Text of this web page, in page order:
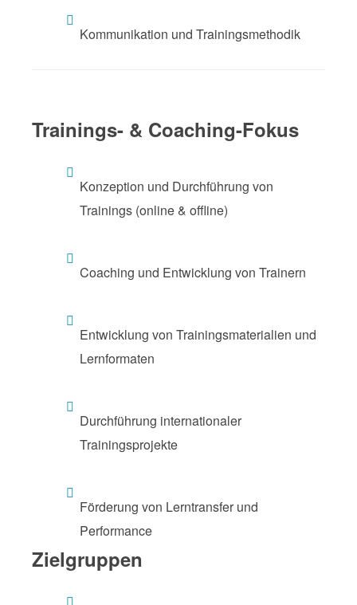
Kommunikation und Trainingsmethodik
Trainings- & Coaching-Fokus
Konzeption und Durchführung von
Trainings (online & offline)
Coaching und Entwicklung von Trainern
Entwicklung von Trainingsmaterialien und
Lernformaten
Durchführung internationaler
Trainingsprojekte
Förderung von Lerntransfer und
Performance
Zielgruppen